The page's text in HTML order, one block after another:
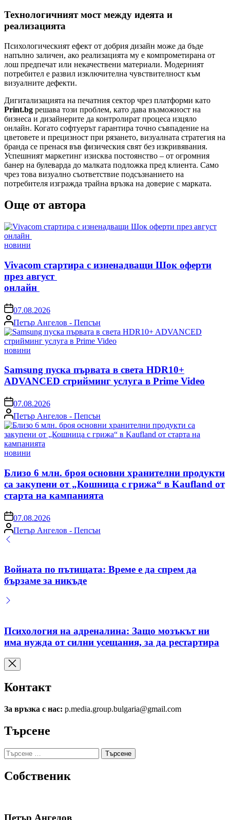
Технологичният мост между идеята и
реализацията
Психологическият ефект от добрия дизайн може да бъде
напълно заличен, ако реализацията му е компрометирана от
лош предпечат или некачествени материали. Модерният
потребител е развил изключителна чувствителност към
визуалните дефекти.
Дигитализацията на печатния сектор чрез платформи като
Print.bg решава този проблем, като дава възможност на
бизнеса и дизайнерите да контролират процеса изцяло
онлайн. Когато софтуерът гарантира точно съвпадение на
цветовете и прецизност при рязането, визуалната стратегия на
бранда се пренася във физическия свят без изкривявания.
Успешният маркетинг изисква постоянство – от огромния
банер на булеварда до малката подложка пред клиента. Само
чрез това визуално съответствие подсъзнанието на
потребителя изгражда трайна връзка на доверие с марката.
Още от автора
Posted
новини
Vivacom стартира с изненадващи Шок оферти
през август
онлайн
on07.08.2026
Posted
by
Петър Ангелов - Пепсън
Posted
новини
Samsung пуска първата в света HDR10+
ADVANCED стрийминг услуга в Prime Video
on07.08.2026
Posted
by
Петър Ангелов - Пепсън
Posted
новини
Близо 6 млн. броя основни хранителни продукти
са закупени от „Кошница с грижа“ в Kaufland от
старта на кампанията
on07.08.2026
Posted
by
Петър Ангелов - Пепсън
Войната по пътищата: Време е да спрем да
бързаме за никъде
Психология на адреналина: Защо мозъкът ни
има нужда от силни усещания, за да рестартира
Контакт
За връзка с нас: p.media.group.bulgaria@gmail.com
Търсене
Търсене
за:
Собственик
Петър Ангелов